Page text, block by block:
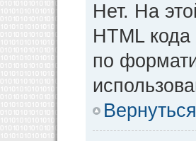
Нет. На
HTML
по